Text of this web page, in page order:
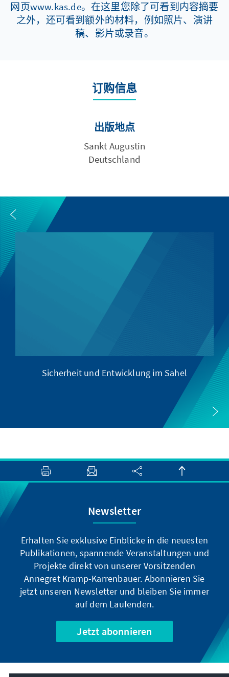
网页www.kas.de。在这里您除了可看到内容摘要
之外，还可看到额外的材料，例如照片、演讲
稿、影片或录音。
订购信息
出版地点
Sankt Augustin
Deutschland
Sicherheit und Entwicklung im Sahel
Newsletter
Erhalten Sie exklusive Einblicke in die neuesten
Publikationen, spannende Veranstaltungen und
Projekte direkt von unserer Vorsitzenden
Annegret Kramp-Karrenbauer. Abonnieren Sie
jetzt unseren Newsletter und bleiben Sie immer
auf dem Laufenden.
Jetzt abonnieren